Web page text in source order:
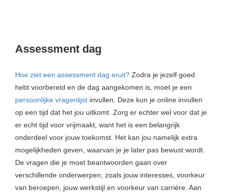
Assessment dag
Hoe ziet een assessment dag eruit? Zodra je jezelf goed
hebt voorbereid en de dag aangekomen is, moet je een
persoonlijke vragenlijst invullen. Deze kun je online invullen
op een tijd dat het jou uitkomt. Zorg er echter wel voor dat je
er echt tijd voor vrijmaakt, want het is een belangrijk
onderdeel voor jouw toekomst. Het kan jou namelijk extra
mogelijkheden geven, waarvan je je later pas bewust wordt.
De vragen die je moet beantwoorden gaan over
verschillende onderwerpen, zoals jouw interesses, voorkeur
van beroepen, jouw werkstijl en voorkeur van carrière. Aan